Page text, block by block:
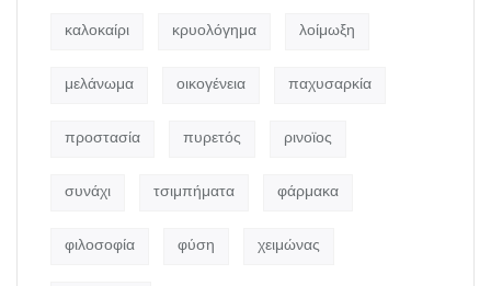
καλοκαίρι κρυολόγημα λοίμωξη
μελάνωμα οικογένεια παχυσαρκία
προστασία πυρετός ρινοϊος
συνάχι τσιμπήματα φάρμακα
φιλοσοφία φύση χειμώνας